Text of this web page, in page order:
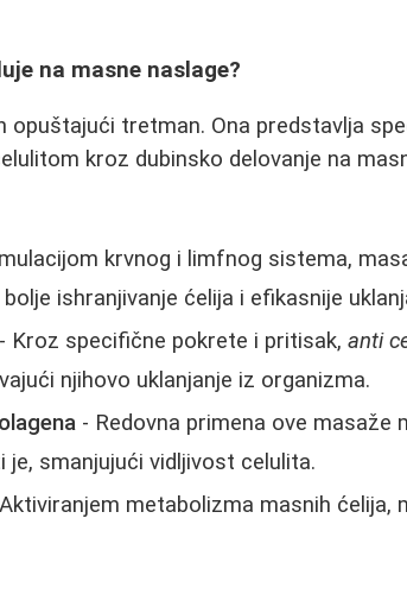
na masne naslage?
opuštajući tretman. Ona predstavlja
kroz dubinsko delovanje na
krvnog i limfnog sistema,
ishranjivanje ćelija i efikasnije
- Kroz specifične pokrete i pritisak,anti
njihovo uklanjanje iz organizma.
- Redovna primena ove masaže
smanjujući vidljivost celulita.
metabolizma masnih ćelija,